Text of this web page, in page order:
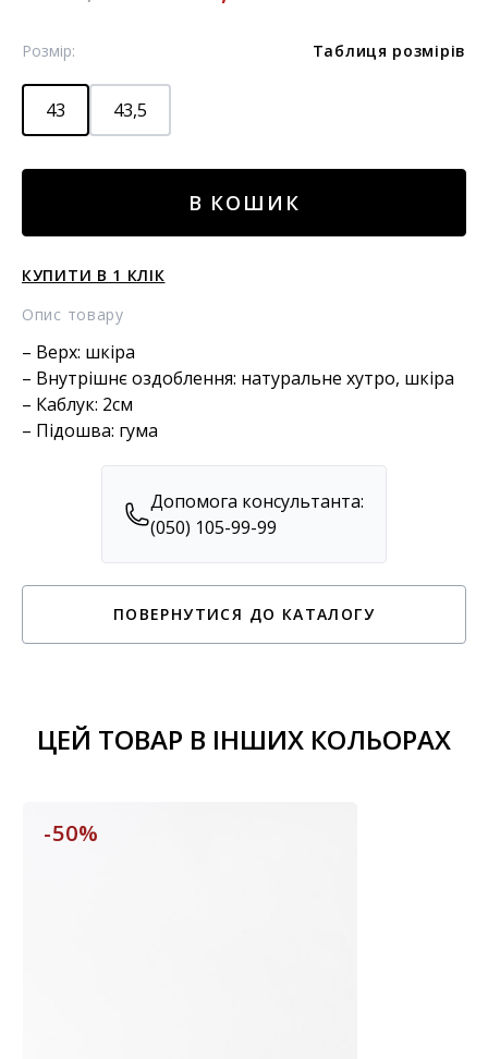
Розмір: Таблиця розмірів
43 43,5
з
кількість
В КОШИК
КУПИТИ В 1 КЛІК
Опис товару
– Верх: шкіра
– Внутрішнє оздоблення: натуральне хутро, шкіра
– Каблук: 2см
– Підошва: гума
Допомога консультанта:
(050) 105-99-99
ПОВЕРНУТИСЯ ДО КАТАЛОГУ
ЦЕЙ ТОВАР В ІНШИХ КОЛЬОРАХ
-50%